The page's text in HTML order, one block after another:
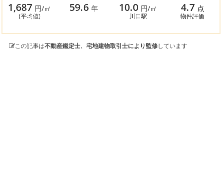
1,687 円/㎡
(平均値)
59.6年 10.0 円/㎡
川口駅
4.7 点
物件評価
この記事は不動産鑑定士、宅地建物取引士により監修しています